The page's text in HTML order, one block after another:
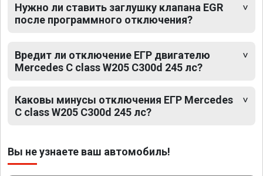
Нужно ли ставить заглушку клапана EGR
после программного отключения?
Вредит ли отключение ЕГР двигателю
Mercedes C class W205 C300d 245 лс?
Каковы минусы отключения ЕГР Mercedes
C class W205 C300d 245 лс?
Вы не узнаете ваш автомобиль!